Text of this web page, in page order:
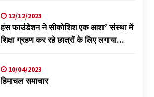
12/12/2023
हंस फाउंडेशन ने सीकोशिश एक आशा’ संस्था में
शिक्षा ग्रहण कर रहे छात्रों के लिए लगाया
10/04/2023
हिमाचल समाचार